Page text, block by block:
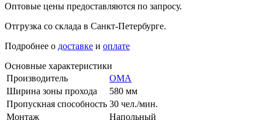
Оптовые цены предоставляются по запросу.
Отгрузка со склада в Санкт-Петербурге.
Подробнее о доставке и оплате
Основные характеристики
Производитель
ОМА
Ширина зоны прохода
580 мм
Пропускная способность 30 чел./мин.
Монтаж
Напольный